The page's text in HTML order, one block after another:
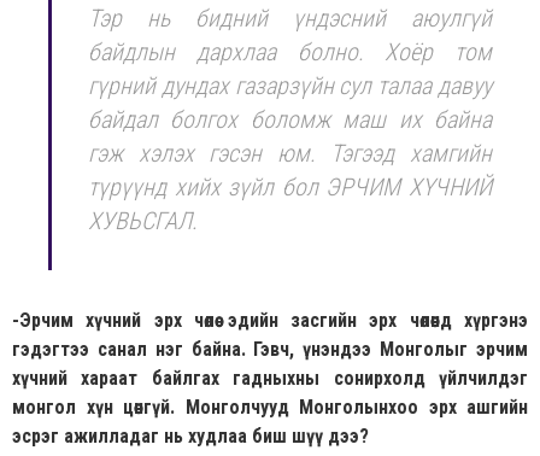
Тэр нь бидний үндэсний аюулгүй
байдлын дархлаа болно. Хоёр том
гүрний дундах газарзүйн сул талаа давуу
байдал болгох боломж маш их байна
гэж хэлэх гэсэн юм. Тэгээд хамгийн
түрүүнд хийх зүйл бол ЭРЧИМ ХҮЧНИЙ
ХУВЬСГАЛ.
-Эрчим хүчний эрх чөлөө эдийн засгийн эрх чөлөөнд хүргэнэ
гэдэгтээ санал нэг байна. Гэвч, үнэндээ Монголыг эрчим
хүчний хараат байлгах гадныхны сонирхолд үйлчилдэг
монгол хүн цөөнгүй. Монголчууд Монголынхоо эрх ашгийн
эсрэг ажилладаг нь худлаа биш шүү дээ?